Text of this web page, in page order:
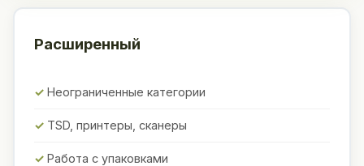
Расширенный
Неограниченные категории
TSD, принтеры, сканеры
Работа с упаковками